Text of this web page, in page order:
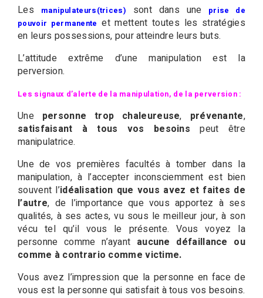
Les
manipulateurs(trices) sont dans une
prise de
pouvoir permanente et mettent toutes les stratégies
en leurs possessions, pour atteindre leurs buts.
L’attitude extrême d’une manipulation est la
perversion.
Les signaux d’alerte de la manipulation, de la perversion :
Une personne trop chaleureuse, prévenante,
satisfaisant à tous vos besoins peut être
manipulatrice.
Une de vos premières facultés à tomber dans la
manipulation, à l’accepter inconsciemment est bien
souvent l’idéalisation que vous avez et faites de
l’autre, de l’importance que vous apportez à ses
qualités, à ses actes, vu sous le meilleur jour, à son
vécu tel qu’il vous le présente. Vous voyez la
personne comme n’ayant aucune défaillance ou
comme à contrario comme victime.
Vous avez l’impression que la personne en face de
vous est la personne qui satisfait à tous vos besoins.